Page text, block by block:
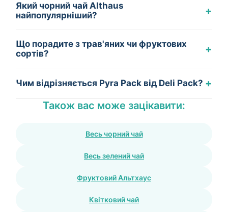
Який чорний чай Althaus
найпопулярніший?
+
Що порадите з трав'яних чи фруктових
сортів?
+
Чим відрізняється Pyra Pack від Deli Pack? +
Також вас може зацікавити:
Весь чорний чай
Весь зелений чай
Фруктовий Альтхаус
Квітковий чай